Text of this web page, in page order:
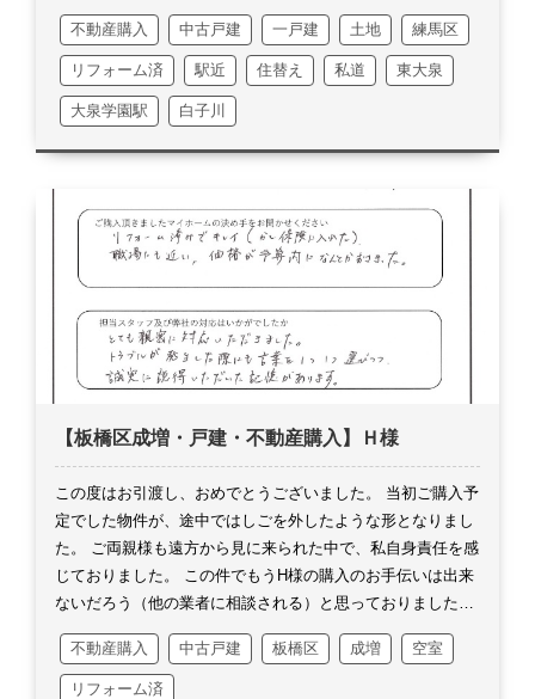
で、良い条件でご購入いただけたかなと思っております。他
の物件もご案内させていただいておりましたが、どの物件も
丁寧にご覧になっていたご様子で、大きい買い物・大切なご
判断であることを常々意識させていただいておりました。
た、色々な物件をご覧いただく中で、不動産以外のお話も
色々お聞かせいただいて、私にとっても、楽しく有意義な時
が、お2人には迅速にご対応いただけたので、スムーズに進
めることができました。お2人が無事にお引越しをして、幸
せな生活を送れることを、心よりお祈りいたします。何かご
ざいましたら、いつでもお気軽にご連絡くださいませ。
まして、この度は誠にありがとうございました。
不動産購入 中古戸建 一戸建 土地 練馬区
リフォーム済 駅近 住替え 私道 東大泉
大泉学園駅 白子川
【板橋区成増・戸建・不動産購入】Ｈ様
この度はお引渡し、おめでとうございました。 当初ご購入予
定でした物件が、途中ではしごを外したような形となりまし
た。
ご両親様も遠方から見に来られた中で、私自身責任を感
じておりました。
この件でもうH様の購入のお手伝いは出来
ないだろう（他の業者に相談される）と思っておりました。
しかしすぐさま別物件の相談を頂き、とても嬉しかったで
す。反面H様のお手伝いを諦めていた自分をとても恥ずかし
く思いました。 たらればで私が申し上げるのは何ですが、リ
不動産購入 中古戸建 板橋区 成増 空室
リフォーム済